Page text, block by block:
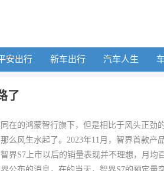
安出行 新车出行 汽车人生
了
同在的鸿蒙智行旗下，但是相比于风头正劲
么风生水起了。2023年11月，智界首款产
界S7上市以后的销量表现并不理想，月均